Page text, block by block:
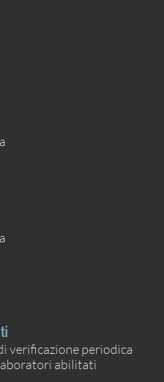
verificazione periodica
abilitati